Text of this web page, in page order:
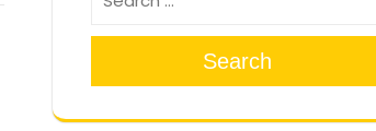
Search